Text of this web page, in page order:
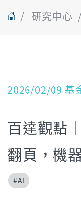
研究中心
2026/02/09 基
百達觀點
翻頁，機
#AI